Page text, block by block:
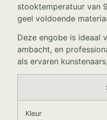
stooktemperatuur van
geel voldoende
Deze engobe is ideaal
ambacht, en
als ervaren
Kleur